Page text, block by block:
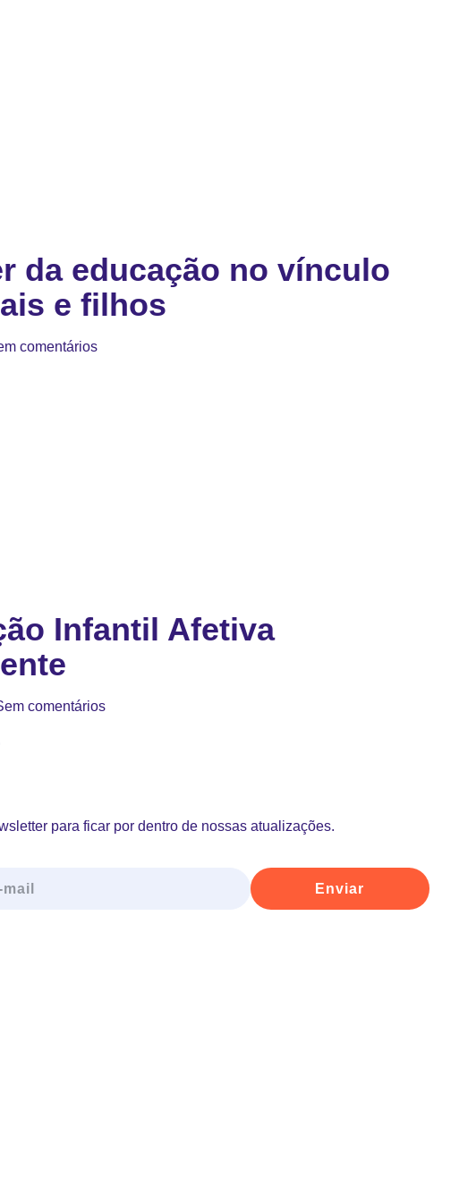
da educação no vínculo
e filhos
comentários
Infantil Afetiva
comentários
para ficar por dentro de nossas atualizações.
Enviar